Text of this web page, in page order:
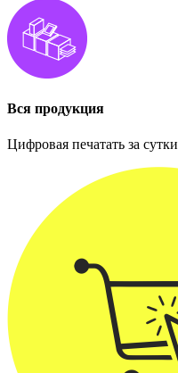
Вся продукция
Цифровая печатать за сутки